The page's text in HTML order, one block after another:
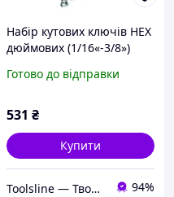
Набір кутових ключів HEX
дюймових (1/16«-3/8»)
од. FORCE 5093XLBS F
Готово до відправки
531 ₴
Купити
Toolsline — Твоя лінія інструменту 94%